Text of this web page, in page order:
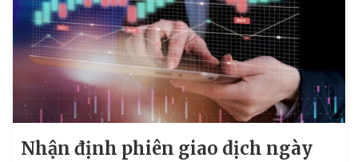
Nhận định phiên giao dịch ngày